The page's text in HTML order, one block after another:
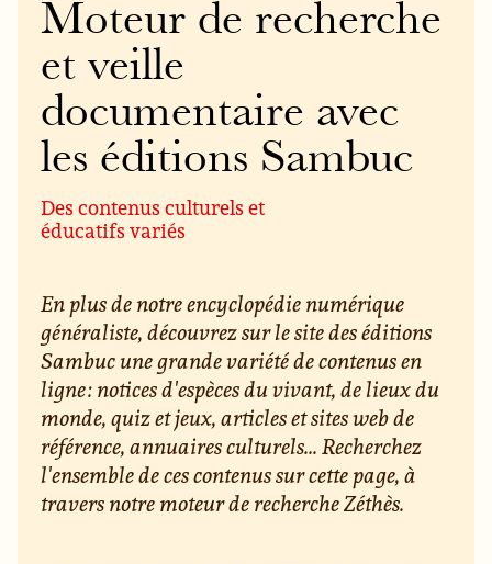
Moteur de recherche
et veille
documentaire avec
les éditions Sambuc
Des contenus culturels et
éducatifs variés
En plus de notre encyclopédie numérique
généraliste, découvrez sur le site des éditions
Sambuc une grande variété de contenus en
ligne : notices d'espèces du vivant, de lieux du
monde, quiz et jeux, articles et sites web de
référence, annuaires culturels... Recherchez
l'ensemble de ces contenus sur cette page, à
travers notre moteur de recherche Zéthès.